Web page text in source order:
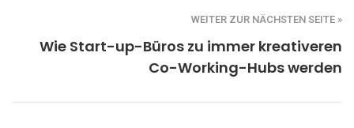
WEITER ZUR NÄCHSTEN SEITE »
Wie Start-up-Büros zu immer kreativeren
Co-Working-Hubs werden